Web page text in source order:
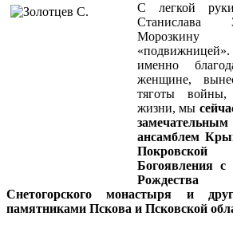
С легкой руки
Станислава
Морозкину
именно
женщине,
тяготы
жизни, мы
ансамблем
Покровской
Богоявления с
Снетогорского монастыря и
памятниками Пскова и Псковской